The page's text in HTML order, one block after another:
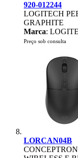
920-012244
LOGITECH
GRAPHITE
Marca:
Preço sob consulta
LORCAN04B